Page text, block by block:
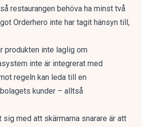
restaurangen behöva ha minst två
Orderhero inte har tagit hänsyn till,
produkten inte laglig om
inte är integrerat med
regeln kan leda till en
kunder – alltså
sig med att skärmarna snarare är att